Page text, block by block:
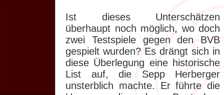
Ist dieses Unterschätzen
überhaupt noch möglich, wo doch
zwei Testspiele gegen den BVB
gespielt wurden? Es drängt sich in
diese Überlegung eine historische
List auf, die Sepp Herberger
unsterblich machte. Er führte die